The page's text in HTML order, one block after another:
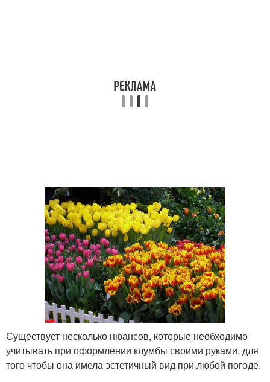
Существует несколько нюансов, которые необходимо
учитывать при оформлении клумбы своими руками, для
того чтобы она имела эстетичный вид при любой погоде.